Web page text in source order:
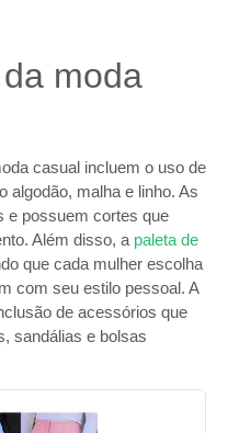
moda
casual incluem o uso de
algodão, malha e linho. As
e possuem cortes que
Além disso, a paleta de
que cada mulher escolha
com seu estilo pessoal. A
de acessórios que
sandálias e bolsas